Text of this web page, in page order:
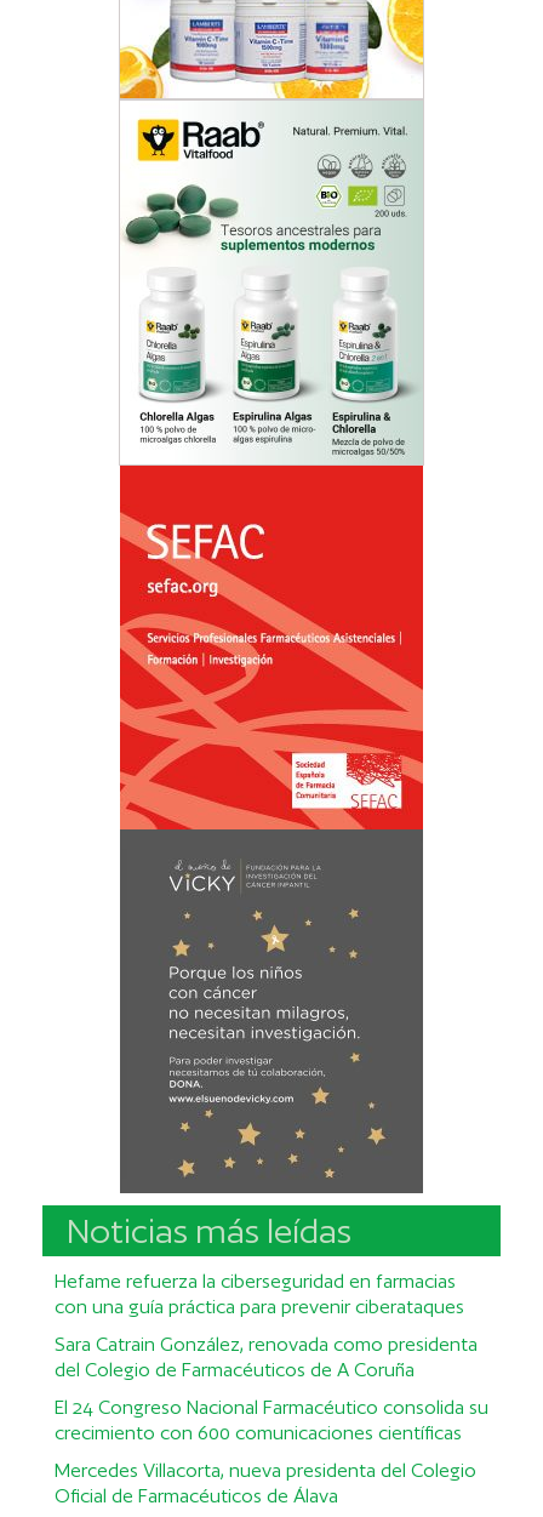
Noticias más leídas
Hefame refuerza la ciberseguridad en farmacias
con una guía práctica para prevenir ciberataques
Sara Catrain González, renovada como presidenta
del Colegio de Farmacéuticos de A Coruña
El 24 Congreso Nacional Farmacéutico consolida su
crecimiento con 600 comunicaciones científicas
Mercedes Villacorta, nueva presidenta del Colegio
Oficial de Farmacéuticos de Álava